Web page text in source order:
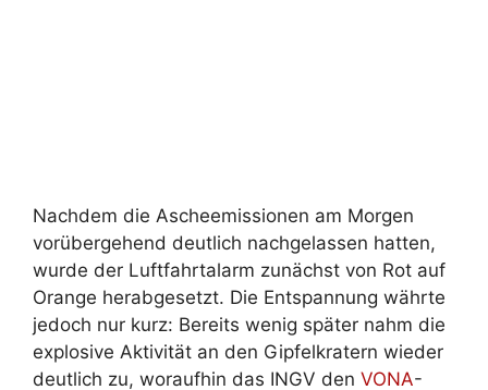
Nachdem die Ascheemissionen am Morgen
vorübergehend deutlich nachgelassen hatten,
wurde der Luftfahrtalarm zunächst von Rot auf
Orange herabgesetzt. Die Entspannung währte
jedoch nur kurz: Bereits wenig später nahm die
explosive Aktivität an den Gipfelkratern wieder
deutlich zu, woraufhin das INGV den VONA-